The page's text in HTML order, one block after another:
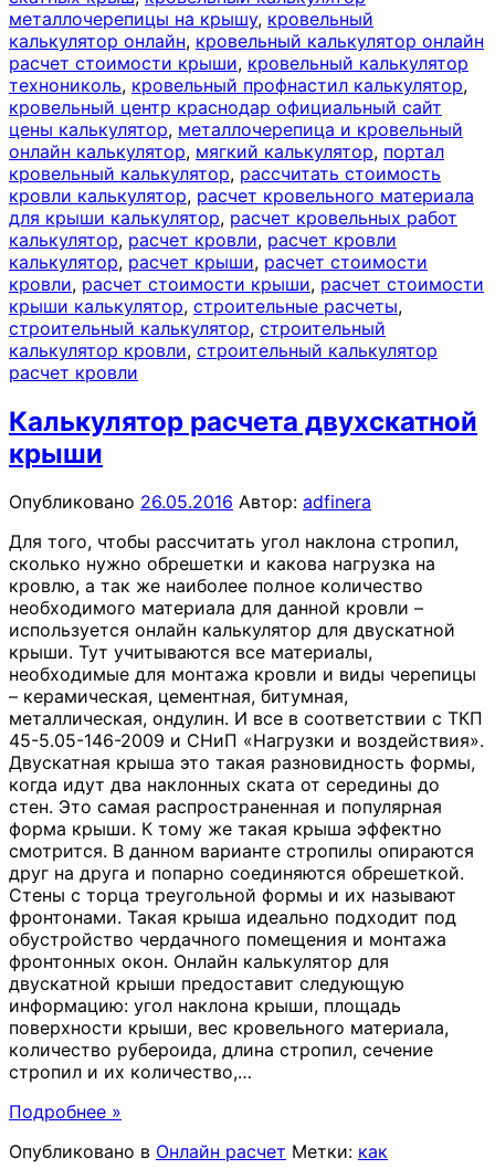
металлочерепицы на крышу, кровельный
калькулятор онлайн, кровельный калькулятор онлайн
расчет стоимости крыши, кровельный калькулятор
технониколь, кровельный профнастил калькулятор,
кровельный центр краснодар официальный сайт
цены калькулятор, металлочерепица и кровельный
онлайн калькулятор, мягкий калькулятор, портал
кровельный калькулятор, рассчитать стоимость
кровли калькулятор, расчет кровельного материала
для крыши калькулятор, расчет кровельных работ
калькулятор, расчет кровли, расчет кровли
калькулятор, расчет крыши, расчет стоимости
кровли, расчет стоимости крыши, расчет стоимости
крыши калькулятор, строительные расчеты,
строительный калькулятор, строительный
калькулятор кровли, строительный калькулятор
расчет кровли
Калькулятор расчета двухскатной
крыши
Опубликовано 26.05.2016 Автор: adfinera
Для того, чтобы рассчитать угол наклона стропил,
сколько нужно обрешетки и какова нагрузка на
кровлю, а так же наиболее полное количество
необходимого материала для данной кровли –
используется онлайн калькулятор для двускатной
крыши. Тут учитываются все материалы,
необходимые для монтажа кровли и виды черепицы
– керамическая, цементная, битумная,
металлическая, ондулин. И все в соответствии с ТКП
45-5.05-146-2009 и СНиП «Нагрузки и воздействия».
Двускатная крыша это такая разновидность формы,
когда идут два наклонных ската от середины до
стен. Это самая распространенная и популярная
форма крыши. К тому же такая крыша эффектно
смотрится. В данном варианте стропилы опираются
друг на друга и попарно соединяются обрешеткой.
Стены с торца треугольной формы и их называют
фронтонами. Такая крыша идеально подходит под
обустройство чердачного помещения и монтажа
фронтонных окон. Онлайн калькулятор для
двускатной крыши предоставит следующую
информацию: угол наклона крыши, площадь
поверхности крыши, вес кровельного материала,
количество рубероида, длина стропил, сечение
стропил и их количество,…
Подробнее »
Опубликовано в Онлайн расчет Метки: как